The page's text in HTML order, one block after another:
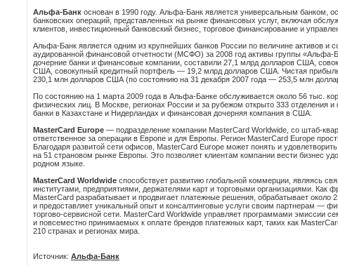
Альфа-Банк основан в 1990 году. Альфа-Банк является универсальным банком,
банковских операций, представленных на рынке финансовых услуг, включая
клиентов, инвестиционный банковский бизнес, торговое финансирование и
Альфа-Банк является одним из крупнейших банков России по величине активов и
аудированной финансовой отчетности (МСФО) за 2008 год активы группы
дочерние банки и финансовые компании, составили 27,1 млрд долларов США,
США, совокупный кредитный портфель — 19,2 млрд долларов США. Чистая прибыль
230,1 млн долларов США (по состоянию на 31 декабря 2007 года — 253,5 млн
По состоянию на 1 марта 2009 года в Альфа-Банке обслуживается около 56 тыс.
физических лиц. В Москве, регионах России и за рубежом открыто 333 отделения
банки в Казахстане и Нидерландах и финансовая дочерняя компания в США.
MasterCard Europe — подразделение компании MasterCard Worldwide, со штаб-
ответственное за операции в Европе и для Европы. Регион MasterCard Europe
Благодаря развитой сети офисов, MasterCard Europe может понять и
на 51 страновом рынке Европы. Это позволяет клиентам компании вести бизнес
родном языке.
MasterCard Worldwide способствует развитию глобальной коммерции, являясь
институтами, предприятиями, держателями карт и торговыми организациями. Как
MasterCard разрабатывает и продвигает платежные решения, обрабатывает около
и предоставляет уникальный опыт и консалтинговые услуги своим партнерам —
торгово-сервисной сети. MasterCard Worldwide управляет программами эмиссии
и повсеместно принимаемых к оплате брендов платежных карт, таких как
210 странах и регионах мира.
Источник: Альфа-Банк